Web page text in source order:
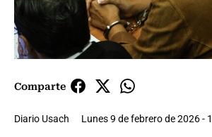
Comparte
Diario Usach Lunes 9 de febrero de 2026 -